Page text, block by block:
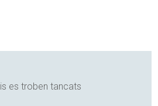
es troben tancats